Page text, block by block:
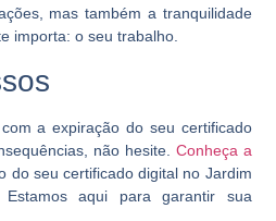
mas também a tranquilidade
importa: o seu trabalho.
a expiração do seu certificado
não hesite. Conheça a
do seu certificado digital no Jardim
Estamos aqui para garantir sua